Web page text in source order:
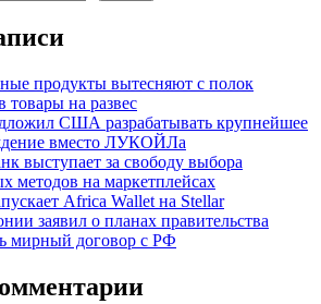
продукты вытесняют с полок
товары на развес
США разрабатывать крупнейшее
вместо ЛУКОЙЛа
выступает за свободу выбора
методов на маркетплейсах
Africa Wallet на Stellar
заявил о планах правительства
мирный договор с РФ